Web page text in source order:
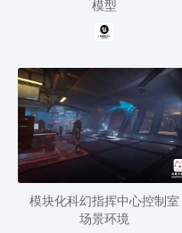
模型
模块化科幻指挥中心控制室
场景环境